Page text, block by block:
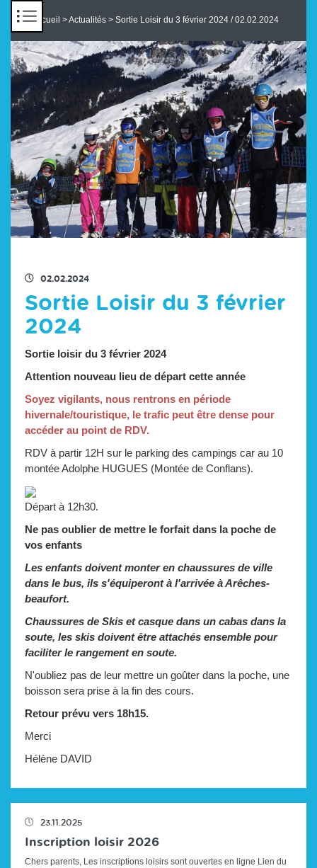
Accueil >Actualités > Sortie Loisir du 3 février 2024 / 02.02.2024
02.02.2024
Sortie Loisir du 3 février
2024
Sortie loisir du 3 février 2024
Attention nouveau lieu de départ cette année
Soyez vigilants, nous rentrons en période
hivernale/touristique, le trafic peut être dense pour
accéder au point de RDV.
RDV à partir 12H sur le parking des campings car au 10
montée Adolphe HUGUES (Montée de Conflans).
Départ à 12h30.
Ne pas oublier de mettre le forfait dans la poche de
vos enfants
Les enfants doivent monter en chaussures de ville
dans le bus, ils s'équiperont à l'arrivée à Arêches-
beaufort.
Chaussures de Skis et casque dans un cabas dans la
soute, les skis doivent être attachés ensemble pour
faciliter le rangement en soute.
N'oubliez pas de leur mettre un goûter dans la poche, une
boisson sera prise à la fin des cours.
Retour prévu vers 18h15.
Merci
Hélène DAVID
23.11.2025
Inscription loisir 2026
Chers parents, Les inscriptions loisirs sont ouvertes en ligne Lien du